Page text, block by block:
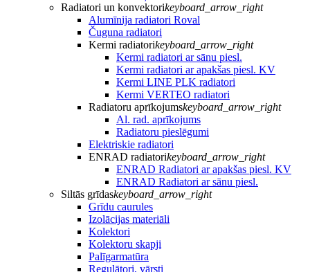
Radiatori un konvektorikeyboard_arrow_right
Alumīnija radiatori Roval
Čuguna radiatori
Kermi radiatorikeyboard_arrow_right
Kermi radiatori ar sānu piesl.
Kermi radiatori ar apakšas piesl. KV
Kermi LINE PLK radiatori
Kermi VERTEO radiatori
Radiatoru aprīkojumskeyboard_arrow_right
Al. rad. aprīkojums
Radiatoru pieslēgumi
Elektriskie radiatori
ENRAD radiatorikeyboard_arrow_right
ENRAD Radiatori ar apakšas piesl. KV
ENRAD Radiatori ar sānu piesl.
Siltās grīdaskeyboard_arrow_right
Grīdu caurules
Izolācijas materiāli
Kolektori
Kolektoru skapji
Palīgarmatūra
Regulātori, vārsti